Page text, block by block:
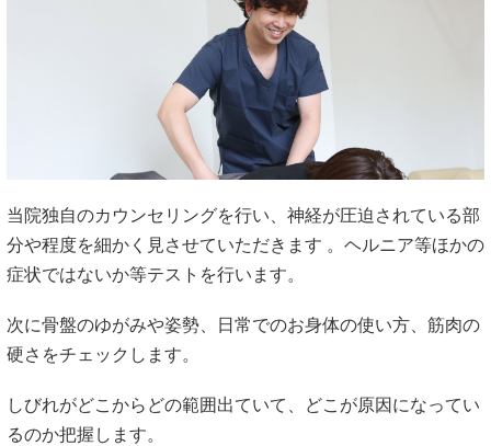
当院独自のカウンセリングを行い、神経が圧迫されている部
分や程度を細かく見させていただきます 。ヘルニア等ほかの
症状ではないか等テストを行います。
次に骨盤のゆがみや姿勢、日常でのお身体の使い方、筋肉の
硬さをチェックします。
しびれがどこからどの範囲出ていて、どこが原因になってい
るのか把握します。